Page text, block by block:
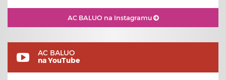
AC BALUO na Instagramu
AC BALUO
na YouTube